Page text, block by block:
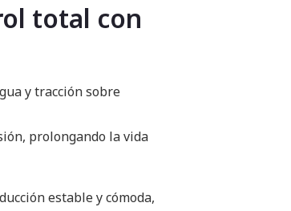
total con
y tracción sobre
prolongando la vida
estable y cómoda,